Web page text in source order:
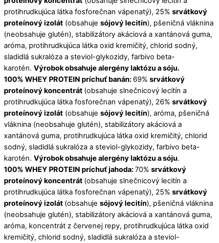
protihrudkujúca látka fosforečnan vápenatý), 25% srvátkový
proteínový izolát (obsahuje sójový lecitín), pšeničná vláknina
(neobsahuje glutén), stabilizátory akáciová a xantánová guma,
aróma, protihrudkujúca látka oxid kremičitý, chlorid sodný,
sladidlá sukralóza a steviol-glykozidy, farbivo beta-
karotén. Výrobok obsahuje alergény laktózu a sóju.
100% WHEY PROTEIN príchuť banán: 69% srvátkový
proteínový koncentrát (obsahuje slnečnicový lecitín a
protihrudkujúca látka fosforečnan vápenatý), 26% srvátkový
proteínový izolát (obsahuje sójový lecitín), aróma, pšeničná
vláknina (neobsahuje glutén), stabilizátory akáciová a
xantánová guma, protihrudkujúca látka oxid kremičitý, chlorid
sodný, sladidlá sukralóza a steviol-glykozidy, farbivo beta-
karotén. Výrobok obsahuje alergény laktózu a sóju.
100% WHEY PROTEIN príchuť jahoda:70% srvátkový
proteínový koncentrát (obsahuje slnečnicový lecitín a
protihrudkujúca látka fosforečnan vápenatý), 25% srvátkový
proteínový izolát (obsahuje sójový lecitín), pšeničná vláknina
(neobsahuje glutén), stabilizátory akáciová a xantánová guma,
aróma, koncentrát z červenej repy, protihrudkujúca látka oxid
kremičitý, chlorid sodný, sladidlá sukralóza a steviol-